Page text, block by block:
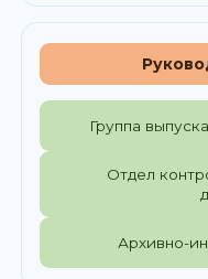
Группа
Отдел
Архивно-